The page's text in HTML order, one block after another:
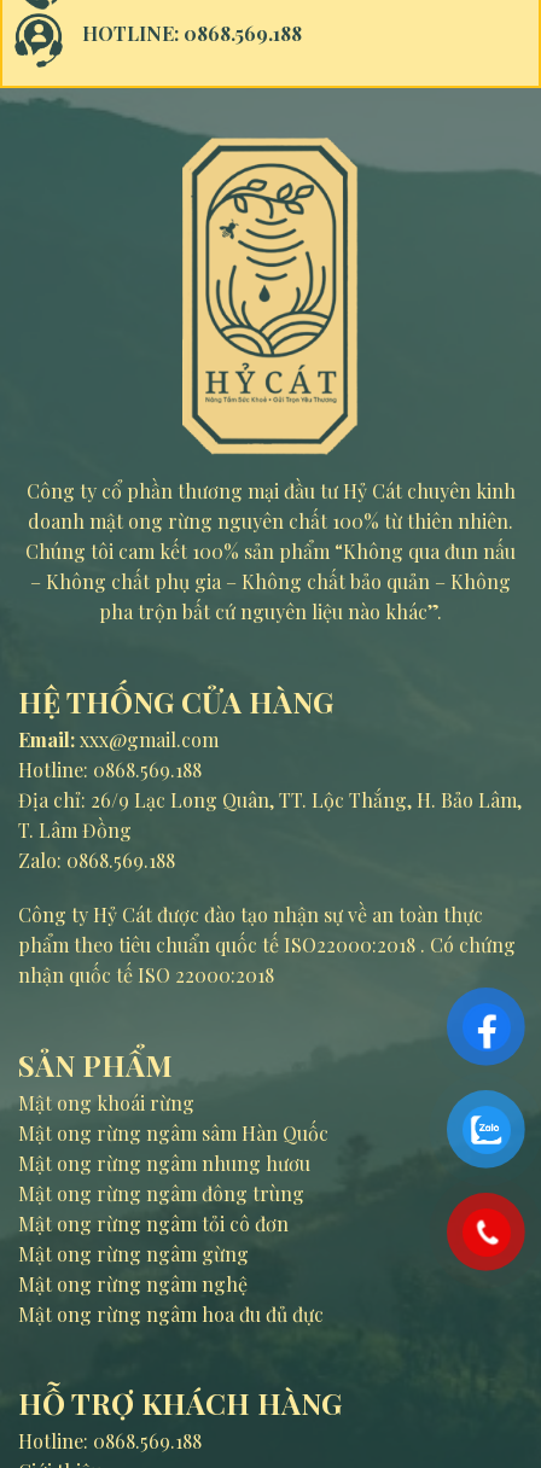
HOTLINE: 0868.569.188
Công ty cổ phần thương mại đầu tư Hỷ Cát chuyên kinh
doanh mật ong rừng nguyên chất 100% từ thiên nhiên.
Chúng tôi cam kết 100% sản phẩm “Không qua đun nấu
– Không chất phụ gia – Không chất bảo quản – Không
pha trộn bất cứ nguyên liệu nào khác”.
HỆ THỐNG CỬA HÀNG
Email:xxx@gmail.com
Hotline: 0868.569.188
Địa chỉ: 26/9 Lạc Long Quân, TT. Lộc Thắng, H. Bảo Lâm,
T. Lâm Đồng
Zalo: 0868.569.188
Công ty Hỷ Cát được đào tạo nhận sự về an toàn thực
phẩm theo tiêu chuẩn quốc tế ISO22000:2018 . Có chứng
nhận quốc tế ISO 22000:2018
SẢN PHẨM
Mật ong khoái rừng
Mật ong rừng ngâm sâm Hàn Quốc
Mật ong rừng ngâm nhung hươu
Mật ong rừng ngâm đông trùng
Mật ong rừng ngâm tỏi cô đơn
Mật ong rừng ngâm gừng
Mật ong rừng ngâm nghệ
Mật ong rừng ngâm hoa đu đủ đực
HỖ TRỢ KHÁCH HÀNG
Hotline: 0868.569.188